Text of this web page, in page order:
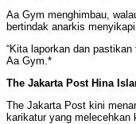
Aa Gym menghimbau,
bertindak anarkis
“Kita laporkan dan
Aa Gym.*
The Jakarta Post Hina
The Jakarta Post kini
karikatur yang melecehkan